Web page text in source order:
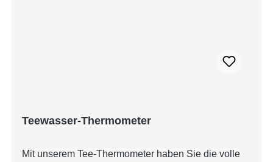
Teewasser-Thermometer
Mit unserem Tee-Thermometer haben Sie die volle